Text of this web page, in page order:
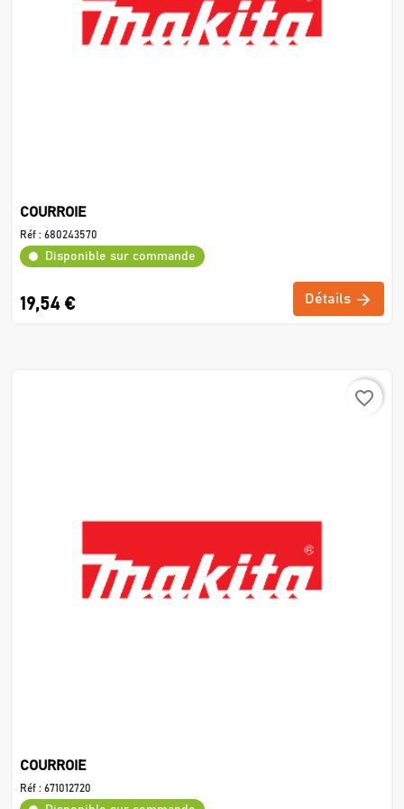
COURROIE
Réf : 680243570
Disponible sur commande
19,54 € Détails
favorite_border
COURROIE
Réf : 671012720